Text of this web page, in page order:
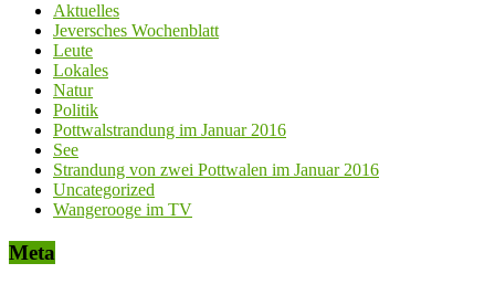
Aktuelles
Jeversches Wochenblatt
Leute
Lokales
Natur
Politik
Pottwalstrandung im Januar 2016
See
Strandung von zwei Pottwalen im Januar 2016
Uncategorized
Wangerooge im TV
Meta